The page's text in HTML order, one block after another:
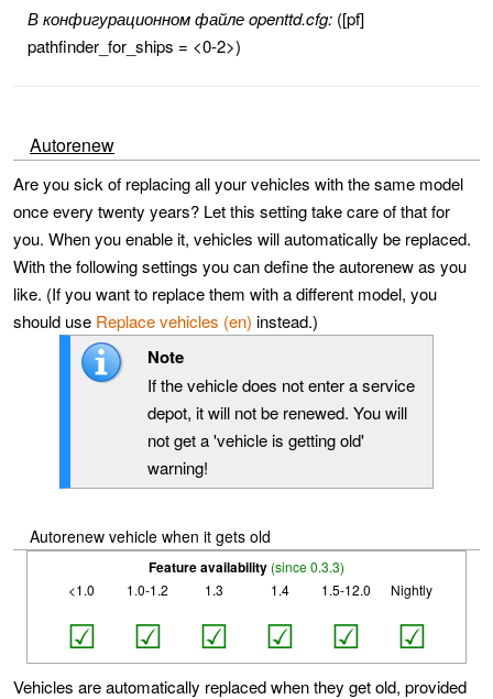
В конфигурационном файле openttd.cfg: ([pf]
pathfinder_for_ships = <0-2>)
Autorenew
Are you sick of replacing all your vehicles with the same model
once every twenty years? Let this setting take care of that for
you. When you enable it, vehicles will automatically be replaced.
With the following settings you can define the autorenew as you
like. (If you want to replace them with a different model, you
should use Replace vehicles (en) instead.)
Note
If the vehicle does not enter a service
depot, it will not be renewed. You will
not get a 'vehicle is getting old'
warning!
Autorenew vehicle when it gets old
Feature availability (since 0.3.3)
<1.0
☑
1.0-1.2
☑
1.3
☑
1.4
☑
1.5-12.0
☑
Nightly
☑
Vehicles are automatically replaced when they get old, provided